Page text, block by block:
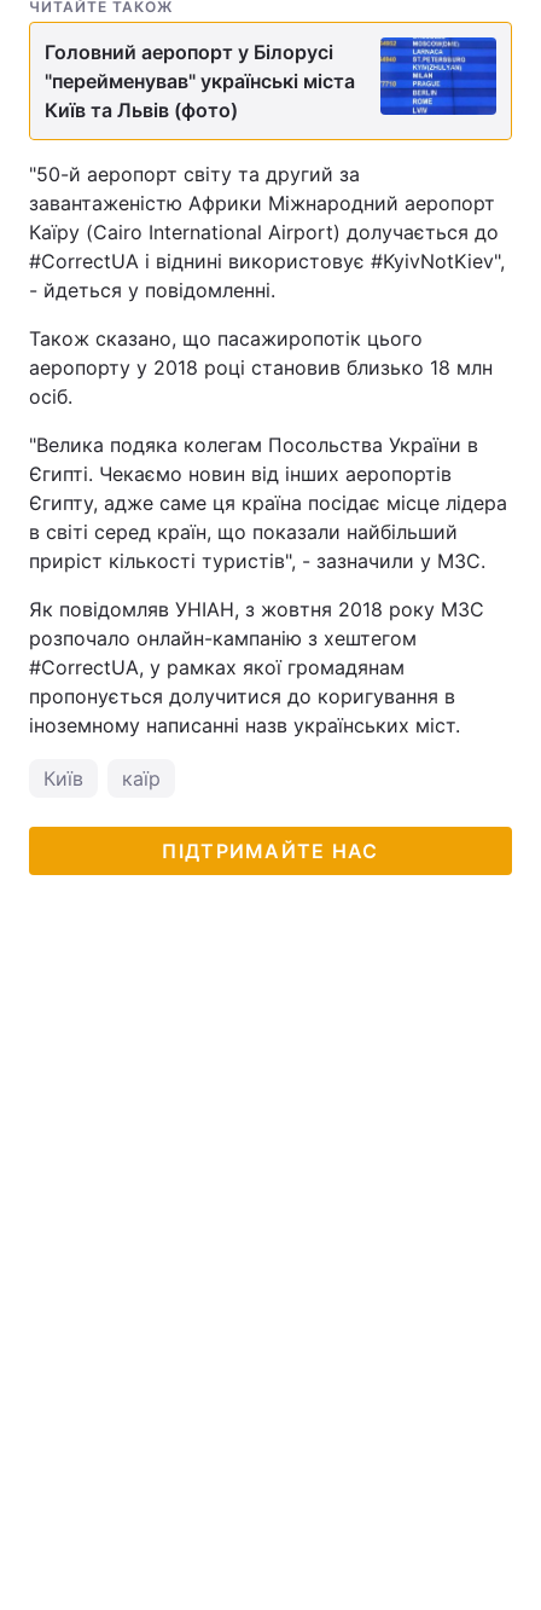
ЧИТАЙТЕ ТАКОЖ
Головний аеропорт у Білорусі
"перейменував" українські міста
Київ та Львів (фото)
"50-й аеропорт світу та другий за
завантаженістю Африки Міжнародний аеропорт
Каїру (Cairo International Airport) долучається до
#CorrectUA і віднині використовує #KyivNotKiev",
- йдеться у повідомленні.
Також сказано, що пасажиропотік цього
аеропорту у 2018 році становив близько 18 млн
осіб.
"Велика подяка колегам Посольства України в
Єгипті. Чекаємо новин від інших аеропортів
Єгипту, адже саме ця країна посідає місце лідера
в світі серед країн, що показали найбільший
приріст кількості туристів", - зазначили у МЗС.
Як повідомляв УНІАН, з жовтня 2018 року МЗС
розпочало онлайн-кампанію з хештегом
#CorrectUA, у рамках якої громадянам
пропонується долучитися до коригування в
іноземному написанні назв українських міст.
Київ каїр
ПІДТРИМАЙТЕ НАС